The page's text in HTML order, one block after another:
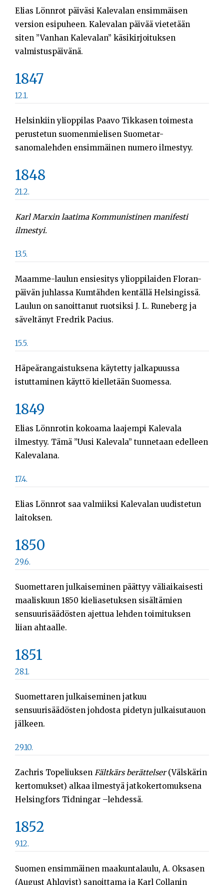
Elias Lönnrot päiväsi Kalevalan ensimmäisen
version esipuheen. Kalevalan päivää vietetään
siten ”Vanhan Kalevalan” käsikirjoituksen
valmistuspäivänä.
1847
12.1.
Helsinkiin ylioppilas Paavo Tikkasen toimesta
perustetun suomenmielisen Suometar-
sanomalehden ensimmäinen numero ilmestyy.
1848
21.2.
Karl Marxin laatima Kommunistinen manifesti
ilmestyi.
13.5.
Maamme-laulun ensiesitys ylioppilaiden Floran-
päivän juhlassa Kumtähden kentällä Helsingissä.
Laulun on sanoittanut ruotsiksi J. L. Runeberg ja
säveltänyt Fredrik Pacius.
15.5.
Häpeärangaistuksena käytetty jalkapuussa
istuttaminen käyttö kielletään Suomessa.
1849
Elias Lönnrotin kokoama laajempi Kalevala
ilmestyy. Tämä ”Uusi Kalevala” tunnetaan edelleen
Kalevalana.
17.4.
Elias Lönnrot saa valmiiksi Kalevalan uudistetun
laitoksen.
1850
29.6.
Suomettaren julkaiseminen päättyy väliaikaisesti
maaliskuun 1850 kieliasetuksen sisältämien
sensuurisäädösten ajettua lehden toimituksen
liian ahtaalle.
1851
28.1.
Suomettaren julkaiseminen jatkuu
sensuurisäädösten johdosta pidetyn julkaisutauon
jälkeen.
29.10.
Zachris Topeliuksen Fältkärs berättelser(Välskärin
kertomukset) alkaa ilmestyä jatkokertomuksena
Helsingfors Tidningar –lehdessä.
1852
9.12.
Suomen ensimmäinen maakuntalaulu, A. Oksasen
(August Ahlqvist) sanoittama ja Karl Collanin